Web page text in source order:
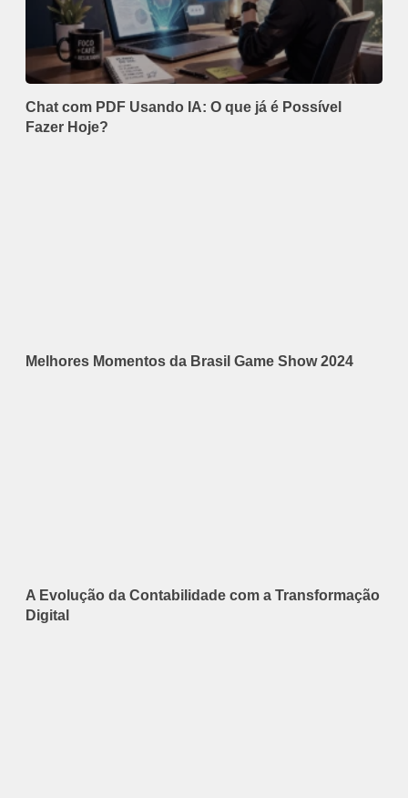
Chat com PDF Usando IA: O que já é Possível
Fazer Hoje?
Melhores Momentos da Brasil Game Show 2024
A Evolução da Contabilidade com a Transformação
Digital